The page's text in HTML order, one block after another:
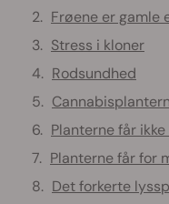
Frøene er gamle
Stress i kloner
Rodsundhed
Planterne får
Planterne får for
Det forkerte